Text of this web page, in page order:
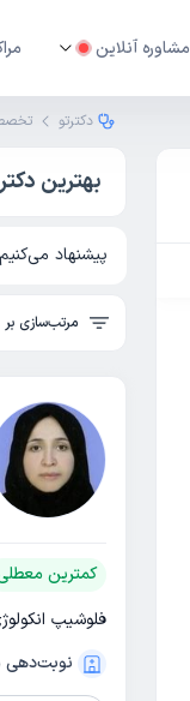
مشاوره آنلاین
دکترتو
بهترین
پیشنهاد
مرتب‌سازی
کمترین
فلوشیپ